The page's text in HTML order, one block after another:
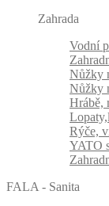
Zahrada
Vodní
Nůžky
Nůžky
Hrábě,
Rýče,
YATO
FALA - Sanita